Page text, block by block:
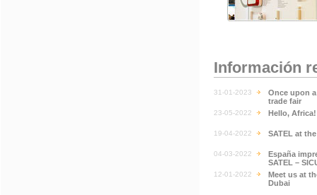
Información
31-01-2023
Once upon a
trade fair
23-05-2022 Hello,
19-04-2022 SATEL at
04-03-2022
España
SATEL –
12-01-2022
Meet us at
Dubai